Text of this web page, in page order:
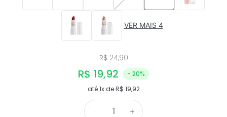
VER MAIS 4
R$ 24,90
R$ 19,92
- 20%
até1x deR$ 19,92
＋